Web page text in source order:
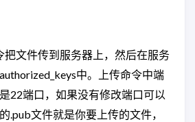
把文件传到服务器上，然后在服务
中。上传命令中端
22端口，如果没有修改端口可以
.pub文件就是你要上传的文件，